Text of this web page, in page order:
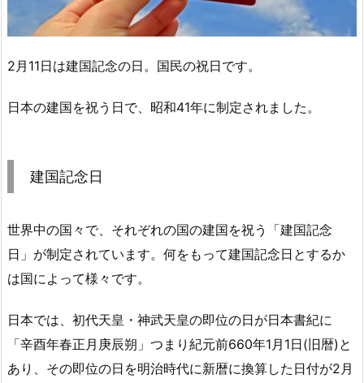
2月11日は建国記念の日。国民の祝日です。
日本の建国を祝う日で、昭和41年に制定されました。
建国記念日
世界中の国々で、それぞれの国の建国を祝う「建国記念
日」が制定されています。何をもって建国記念日とするか
は国によって様々です。
日本では、初代天皇・神武天皇の即位の日が日本書紀に
「辛酉年春正月庚辰朔」つまり紀元前660年1月1日(旧暦)と
あり、その即位の日を明治時代に新暦に換算した日付が2月